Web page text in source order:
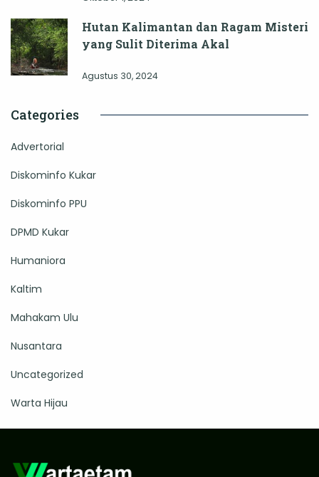
Hutan Kalimantan dan Ragam Misteri
yang Sulit Diterima Akal
Agustus 30, 2024
Categories
Advertorial
Diskominfo Kukar
Diskominfo PPU
DPMD Kukar
Humaniora
Kaltim
Mahakam Ulu
Nusantara
Uncategorized
Warta Hijau